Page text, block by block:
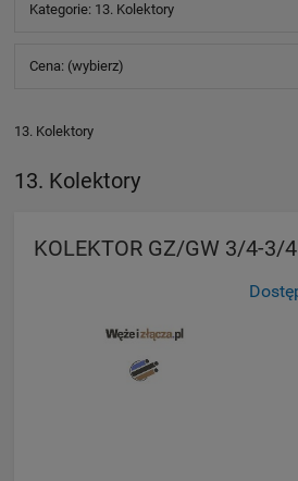
Kategorie: 13. Kolektory
Cena: (wybierz)
13. Kolektory
13. Kolektory
KOLEKTOR GZ/GW 3/4-3/